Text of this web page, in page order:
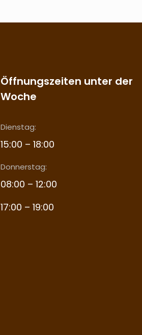
Öffnungszeiten unter der
Woche
Dienstag:
15:00 – 18:00
Donnerstag:
08:00 – 12:00
17:00 – 19:00